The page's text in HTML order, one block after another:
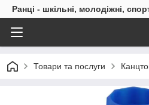
Ранці - шкільні, молодіжні,
Товари та послуги